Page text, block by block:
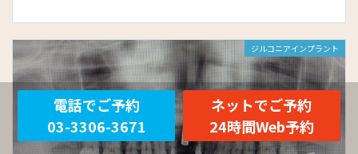
ジルコニアインプラント
電話でご予約
03-3306-3671
ネットでご予約
24時間Web予約